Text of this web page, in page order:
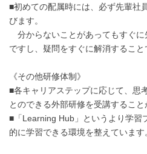
■初めての配属時には、必ず先輩社
びます。
分からないことがあってもすぐ
ですし、疑問をすぐに解消すること
《その他研修体制》
■各キャリアステップに応じて、思
とのできる外部研修を受講すること
■「Learning Hub」というより学習
的に学習できる環境を整えています